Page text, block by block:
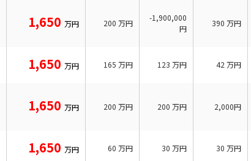
1,650 万円 200 万円
-1,900,000
円
390 万円
1,650 万円 165 万円 123 万円 42 万円
1,650 万円 200 万円 200 万円 2,000円
1,650 万円 60 万円 30 万円 30 万円